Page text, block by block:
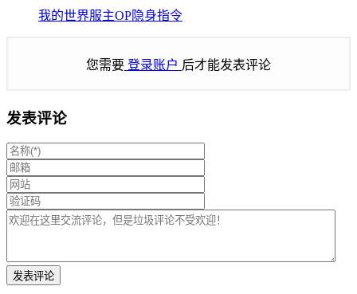
我的世界服主OP隐身指令
您需要 登录账户 后才能发表评论
发表评论